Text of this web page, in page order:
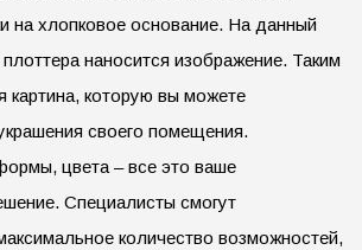
на хлопковое основание. На данный
наносится изображение. Таким
картина, которую вы можете
своего помещения.
цвета – все это ваше
Специалисты смогут
количество возможностей,